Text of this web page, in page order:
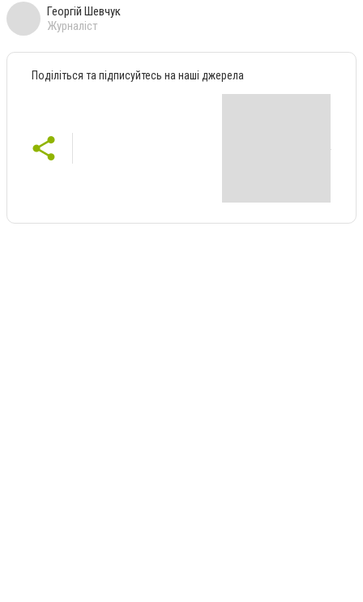
Георгій Шевчук
Журналіст
Поділіться та підписуйтесь на наші джерела